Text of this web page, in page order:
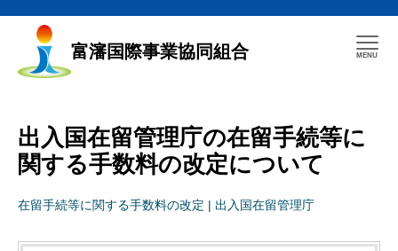
富瀋国際事業協同組合
出入国在留管理庁の在留手続等に
関する手数料の改定について
在留手続等に関する手数料の改定 | 出入国在留管理庁